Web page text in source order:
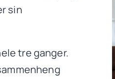
sin
tre ganger.